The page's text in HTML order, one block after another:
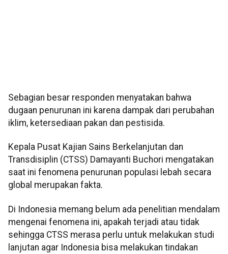
Sebagian besar responden menyatakan bahwa
dugaan penurunan ini karena dampak dari perubahan
iklim, ketersediaan pakan dan pestisida.
Kepala Pusat Kajian Sains Berkelanjutan dan
Transdisiplin (CTSS) Damayanti Buchori mengatakan
saat ini fenomena penurunan populasi lebah secara
global merupakan fakta.
Di Indonesia memang belum ada penelitian mendalam
mengenai fenomena ini, apakah terjadi atau tidak
sehingga CTSS merasa perlu untuk melakukan studi
lanjutan agar Indonesia bisa melakukan tindakan